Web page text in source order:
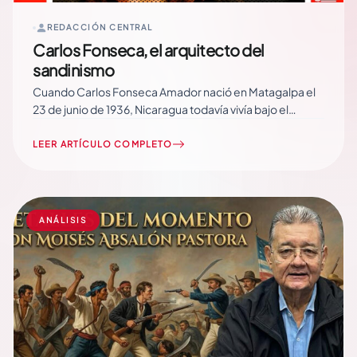
REDACCIÓN CENTRAL
Carlos Fonseca, el arquitecto del
sandinismo
Cuando Carlos Fonseca Amador nació en Matagalpa el
23 de junio de 1936, Nicaragua todavía vivía bajo el
Sandino y el ascenso de la dinastía somocista. Aquel
LEER ARTÍCULO COMPLETO
ANÁLISIS